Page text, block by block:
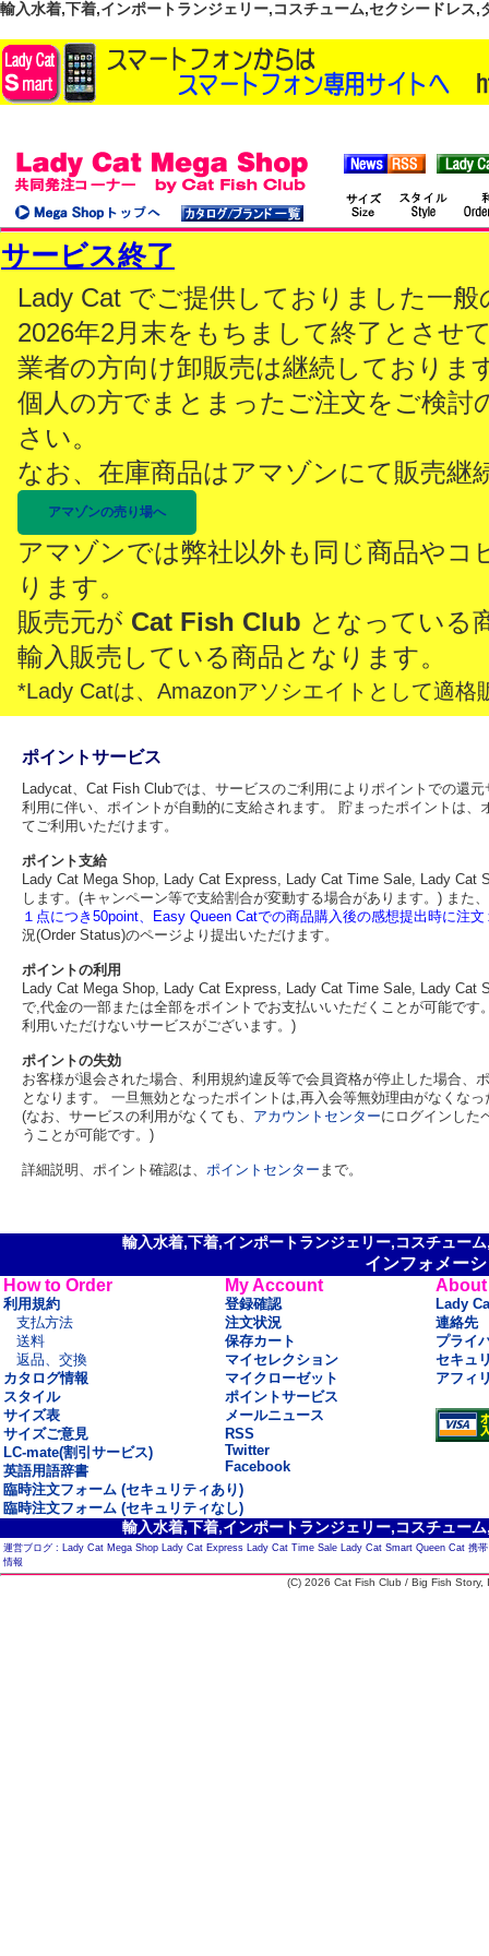
輸入水着,下着,インポートランジェリー,コスチューム,セクシードレス
サービス終了
Lady Cat でご提供しておりました一
2026年2月末をもちまして終了とさせ
業者の方向け卸販売は継続しておりま
個人の方でまとまったご注文をご検討
さい。
なお、在庫商品はアマゾンにて販売継
アマゾンの売り場へ
アマゾンでは弊社以外も同じ商品やコ
ります。
販売元が Cat Fish Club となっている
輸入販売している商品となります。
*Lady Catは、Amazonアソシエイトとして適格
ポイントサービス
Ladycat、Cat Fish Clubでは、サービスのご利用によりポイントでの還
利用に伴い、ポイントが自動的に支給されます。 貯まったポイントは
てご利用いただけます。
ポイント支給
Lady Cat Mega Shop, Lady Cat Express, Lady Cat Time Sale, Lady Cat
します。(キャンペーン等で支給割合が変動する場合があります。) また、
１点につき50point、Easy Queen Catでの商品購入後の感想提出時に注
況(Order Status)のページより提出いただけます。
ポイントの利用
Lady Cat Mega Shop, Lady Cat Express, Lady Cat Time Sale, Lady Cat
で,代金の一部または全部をポイントでお支払いいただくことが可能で
利用いただけないサービスがございます。)
ポイントの失効
お客様が退会された場合、利用規約違反等で会員資格が停止した場合、
となります。 一旦無効となったポイントは,再入会等無効理由がなくな
(なお、サービスの利用がなくても、 アカウントセンターにログインした
うことが可能です。)
詳細説明、ポイント確認は、 ポイントセンター まで。
輸入水着,下着,インポートランジェリー,コスチュー
インフォメー
How to Order
利用規約
支払方法
送料
返品、交換
カタログ情報
スタイル
サイズ表
サイズご意見
LC-mate(割引サービス)
英語用語辞書
My Account
登録確認
注文状況
保存カート
マイセレクション
マイクローゼット
ポイントサービス
メールニュース
RSS
Twitter
Facebook
About
Lady
連絡先
プライ
セキュ
アフィ
臨時注文フォーム (セキュリティあり)
臨時注文フォーム (セキュリティなし)
輸入水着,下着,インポートランジェリー,コスチュー
運営ブログ : Lady Cat Mega Shop Lady Cat Express Lady Cat Time Sale Lady Cat Smart Queen Cat 携
情報
(C) 2026 Cat Fish Club / Big Fish Story,